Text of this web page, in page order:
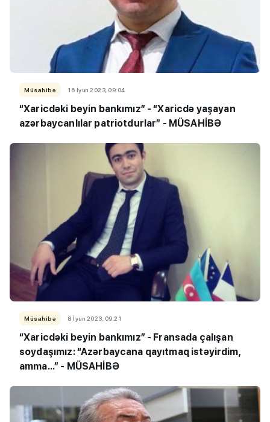
Müsahibə 16 İyun 2023, 09:04
“Xaricdəki beyin bankımız”- “Xaricdə yaşayan
azərbaycanlılar patriotdurlar” - MÜSAHİBƏ
Müsahibə 8 İyun 2023, 09:21
“Xaricdəki beyin bankımız” - Fransada çalışan
soydaşımız: “Azərbaycana qayıtmaq istəyirdim,
amma...” - MÜSAHİBƏ